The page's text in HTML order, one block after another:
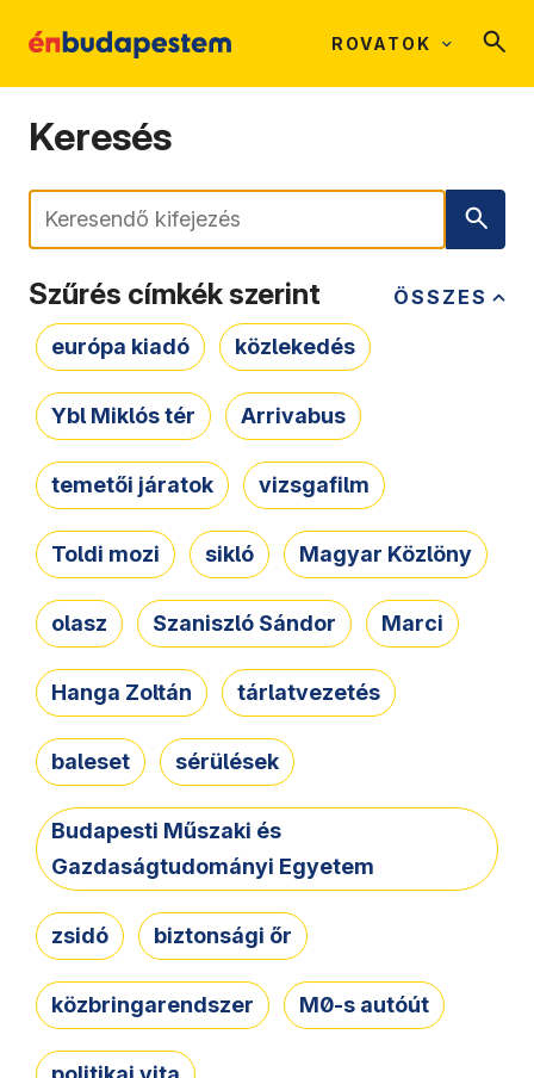
ROVATOK
Keresés
Keresés
ÖSSZES
Szűrés címkék szerint
európa kiadó közlekedés
Ybl Miklós tér Arrivabus
temetői járatok vizsgafilm
Toldi mozi sikló Magyar Közlöny
olasz Szaniszló Sándor Marci
Hanga Zoltán tárlatvezetés
baleset sérülések
Budapesti Műszaki és
Gazdaságtudományi Egyetem
zsidó biztonsági őr
közbringarendszer M0-s autóút